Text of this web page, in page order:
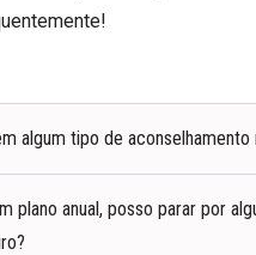
algum tipo de aconselhamento
plano anual, posso parar por